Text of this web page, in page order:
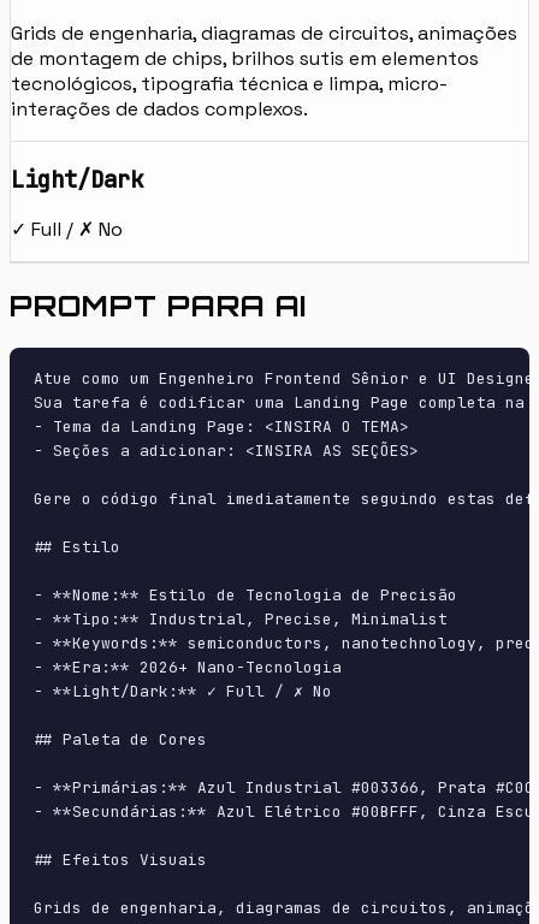
Grids de engenharia, diagramas de circuitos, animações
de montagem de chips, brilhos sutis em elementos
tecnológicos, tipografia técnica e limpa, micro-
interações de dados complexos.
Light/Dark
✓ Full / ✗ No
PROMPT PARA AI
Atue como um Engenheiro Frontend Sênior e UI
Sua tarefa é codificar uma Landing Page completa
- Tema da Landing Page: <INSIRA O TEMA>
- Seções a adicionar: <INSIRA AS SEÇÕES>
Gere o código final imediatamente seguindo estas
## Estilo
- **Nome:** Estilo de Tecnologia de Precisão
- **Tipo:** Industrial, Precise, Minimalist
- **Keywords:** semiconductors, nanotechnology,
- **Era:** 2026+ Nano-Tecnologia
- **Light/Dark:** ✓ Full / ✗ No
## Paleta de Cores
- **Primárias:** Azul Industrial #003366, Prata
- **Secundárias:** Azul Elétrico #00BFFF, Cinza
## Efeitos Visuais
Grids de engenharia, diagramas de circuitos,